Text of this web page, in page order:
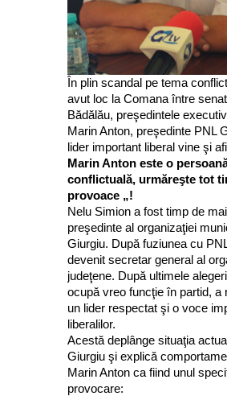
În plin scandal pe tema
avut loc la Comana între
Bădălău, preşedintele
Marin Anton, preşedinte PNL
lider important liberal vine şi
Marin Anton este o
conflictuală, urmăreşte tot
provoace „!
Nelu Simion a fost timp de
preşedinte al organizaţiei
Giurgiu. După fuziunea cu
devenit secretar general al
judeţene. După ultimele
ocupă vreo funcţie în partid, a
un lider respectat şi o voce
liberalilor.
Acestă deplânge situaţia
Giurgiu şi explică
Marin Anton ca fiind unul
provocare: